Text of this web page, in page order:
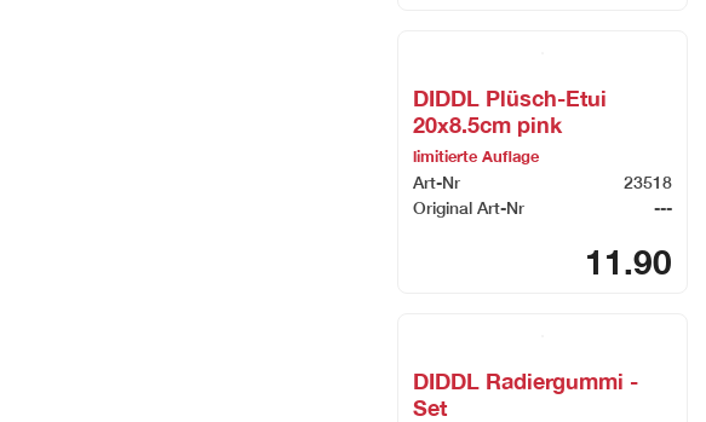
DIDDL Plüsch-Etui
20x8.5cm pink
limitierte Auflage
Art-Nr
23518
Original Art-Nr
---
11.90
DIDDL Radiergummi -
Set